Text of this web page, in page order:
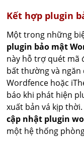
Kết hợp plugin
Một trong những
plugin bảo mật
này hỗ trợ quét mã
bất thường và ngăn
Wordfence hoặc
báo khi phát hiện
xuất bản vá kịp
cập nhật plugin
một hệ thống